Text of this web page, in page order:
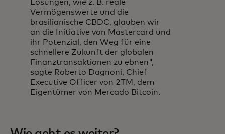
Lösungen, wie z. B. reale
Vermögenswerte und die
brasilianische CBDC, glauben wir
an die Initiative von Mastercard und
ihr Potenzial, den Weg für eine
schnellere Zukunft der globalen
Finanztransaktionen zu ebnen",
sagte Roberto Dagnoni, Chief
Executive Officer von 2TM, dem
Eigentümer von Mercado Bitcoin.